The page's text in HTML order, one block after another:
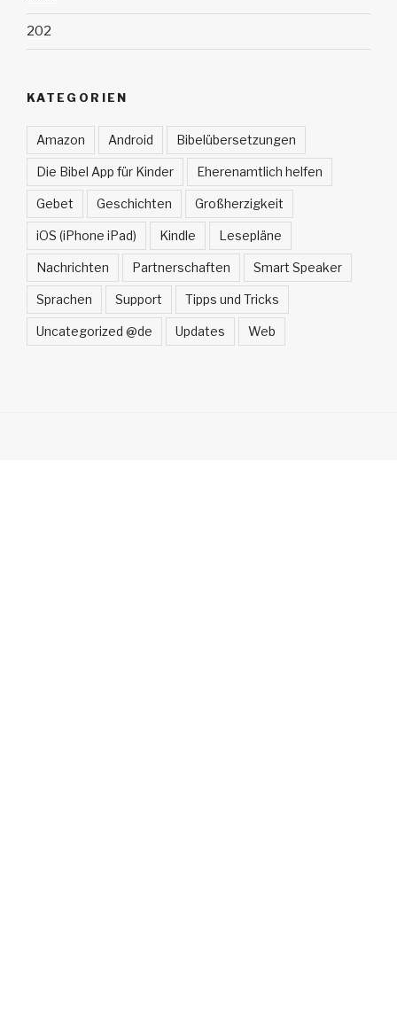
202
KATEGORIEN
Amazon Android Bibelübersetzungen
Die Bibel App für Kinder Eherenamtlich helfen
Gebet Geschichten Großherzigkeit
iOS (iPhone iPad) Kindle Lesepläne
Nachrichten Partnerschaften Smart Speaker
Sprachen Support Tipps und Tricks
Uncategorized @de Updates Web